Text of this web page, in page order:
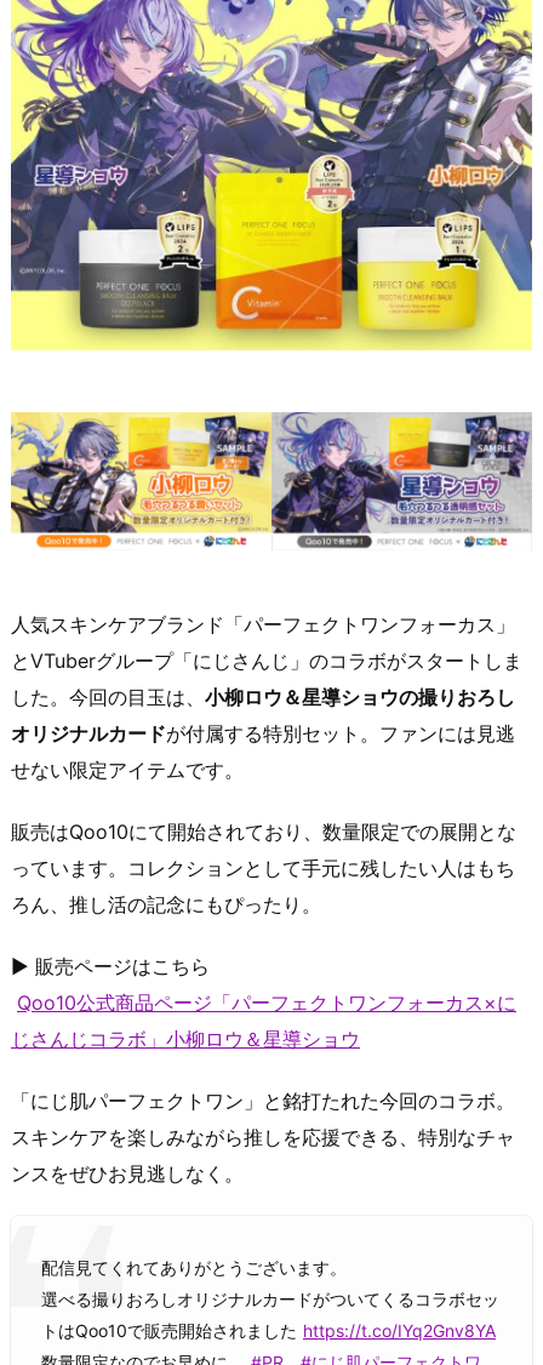
人気スキンケアブランド「パーフェクトワンフォーカス」
とVTuberグループ「にじさんじ」のコラボがスタートしま
した。今回の目玉は、 小柳ロウ＆星導ショウの撮りおろし
オリジナルカードが付属する特別セット。ファンには見逃
せない限定アイテムです。
販売はQoo10にて開始されており、数量限定での展開とな
っています。コレクションとして手元に残したい人はもち
ろん、推し活の記念にもぴったり。
▶ 販売ページはこちら
Qoo10公式商品ページ「パーフェクトワンフォーカス×に
じさんじコラボ」小柳ロウ＆星導ショウ
「にじ肌パーフェクトワン」と銘打たれた今回のコラボ。
スキンケアを楽しみながら推しを応援できる、特別なチャ
ンスをぜひお見逃しなく。
配信見てくれてありがとうございます。
選べる撮りおろしオリジナルカードがついてくるコラボセッ
トはQoo10で販売開始されました https://t.co/IYq2Gnv8YA